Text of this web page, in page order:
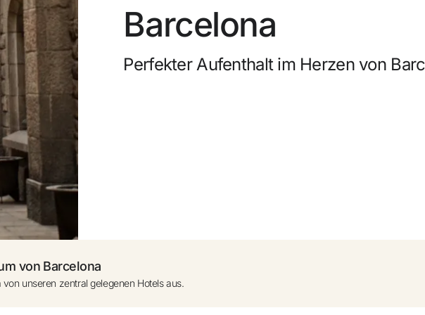
Kostenlose Stornierung
Verdienen Sie Geld mit Ihren Hotelbuchungen
0 - 1 Jahr (Kinderbett auf Anfrage)
Weiteres Zimmer hinzufügen +
Barcelona
Perfekter Aufenthalt im Herzen von
von Barcelona
unseren zentral gelegenen Hotels aus.